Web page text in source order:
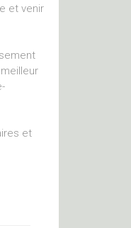
et venir
et